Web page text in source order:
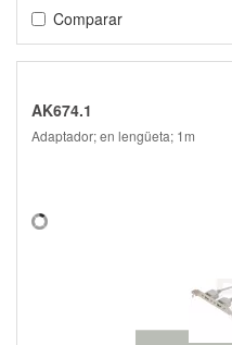
Comparar
AK674.1
Adaptador; en lengüeta; 1m